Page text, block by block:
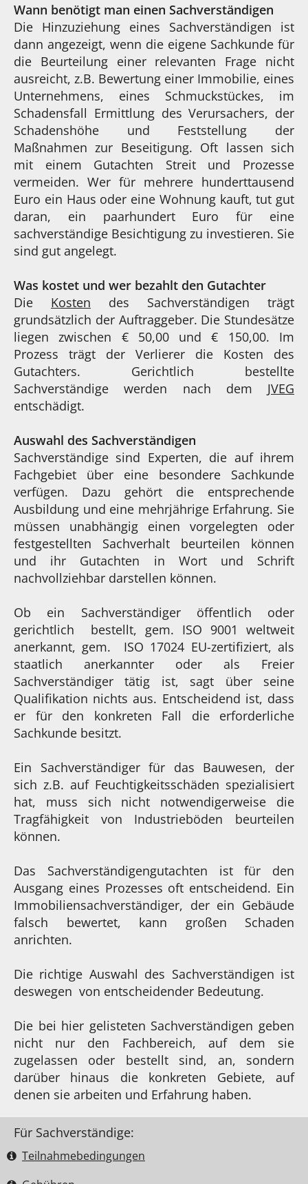
Wann benötigt man einen Sachverständigen
Die Hinzuziehung eines Sachverständigen ist
dann angezeigt, wenn die eigene Sachkunde für
die Beurteilung einer relevanten Frage nicht
ausreicht, z.B. Bewertung einer Immobilie, eines
Unternehmens, eines Schmuckstückes, im
Schadensfall Ermittlung des Verursachers, der
Schadenshöhe und Feststellung der
Maßnahmen zur Beseitigung. Oft lassen sich
mit einem Gutachten Streit und Prozesse
vermeiden. Wer für mehrere hunderttausend
Euro ein Haus oder eine Wohnung kauft, tut gut
daran, ein paarhundert Euro für eine
sachverständige Besichtigung zu investieren. Sie
sind gut angelegt.
Was kostet und wer bezahlt den Gutachter
Die Kosten des Sachverständigen trägt
grundsätzlich der Auftraggeber. Die Stundesätze
liegen zwischen € 50,00 und € 150,00. Im
Prozess trägt der Verlierer die Kosten des
Gutachters. Gerichtlich bestellte
Sachverständige werden nach dem JVEG
entschädigt.
Auswahl des Sachverständigen
Sachverständige sind Experten, die auf ihrem
Fachgebiet über eine besondere Sachkunde
verfügen. Dazu gehört die entsprechende
Ausbildung und eine mehrjährige Erfahrung. Sie
müssen unabhängig einen vorgelegten oder
festgestellten Sachverhalt beurteilen können
und ihr Gutachten in Wort und Schrift
nachvollziehbar darstellen können.
Ob ein Sachverständiger öffentlich oder
gerichtlich bestellt, gem. ISO 9001 weltweit
anerkannt, gem. ISO 17024 EU-zertifiziert, als
staatlich anerkannter oder als Freier
Sachverständiger tätig ist, sagt über seine
Qualifikation nichts aus. Entscheidend ist, dass
er für den konkreten Fall die erforderliche
Sachkunde besitzt.
Ein Sachverständiger für das Bauwesen, der
sich z.B. auf Feuchtigkeitsschäden spezialisiert
hat, muss sich nicht notwendigerweise die
Tragfähigkeit von Industrieböden beurteilen
können.
Das Sachverständigengutachten ist für den
Ausgang eines Prozesses oft entscheidend. Ein
Immobiliensachverständiger, der ein Gebäude
falsch bewertet, kann großen Schaden
anrichten.
Die richtige Auswahl des Sachverständigen ist
deswegen von entscheidender Bedeutung.
Die bei hier gelisteten Sachverständigen geben
nicht nur den Fachbereich, auf dem sie
zugelassen oder bestellt sind, an, sondern
darüber hinaus die konkreten Gebiete, auf
denen sie arbeiten und Erfahrung haben.
Für Sachverständige:
Teilnahme­bedingungen